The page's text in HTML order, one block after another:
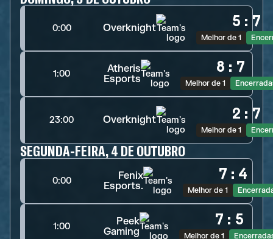
0:00 Overknight 5 : 7
Melhor de 1
1:00
Atheris
Esports
8 : 7
Melhor de 1
23:00 Overknight 2 : 7
Melhor de 1
SEGUNDA-FEIRA, 4 DE OUTUBRO
0:00
Fenix
Esports.
7 : 4
Melhor de 1
1:00
Peek
Gaming
7 : 5
Melhor de 1